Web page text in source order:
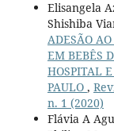
Elisangela
Shishiba
ADESÃO
EM BEBÊS
HOSPITAL
PAULO ,
n. 1 (2020)
Flávia A